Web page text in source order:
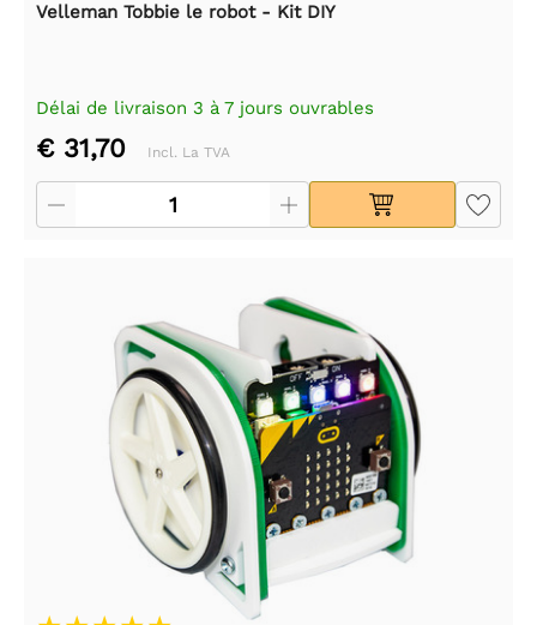
Velleman Tobbie le robot - Kit DIY
Délai de livraison 3 à 7 jours ouvrables
€ 31,70 Incl. La TVA